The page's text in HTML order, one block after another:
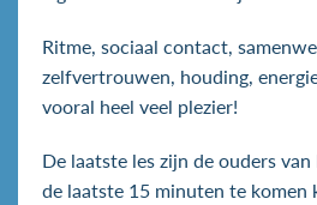
Ritme, sociaal contact,
zelfvertrouwen, houding,
vooral heel veel plezier!
De laatste les zijn de ouders
de laatste 15 minuten te komen